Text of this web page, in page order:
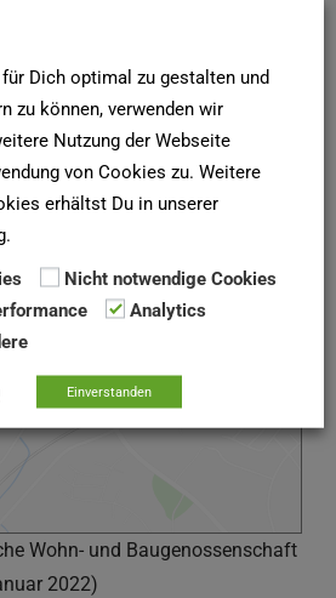
Google Maps
Wohn- und Baugenossenschaft
2022)
Dich optimal zu gestalten und
zu können, verwenden wir
Nutzung der Webseite
von Cookies zu. Weitere
erhältst Du in unserer
Nicht notwendige Cookies
Analytics
Einverstanden